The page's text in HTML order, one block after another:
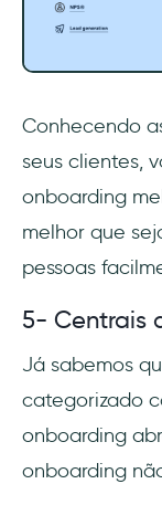
Conhecendo
seus clientes,
onboarding
melhor que
pessoas
5- Centrais
Já sabemos
categorizado
onboarding
onboarding